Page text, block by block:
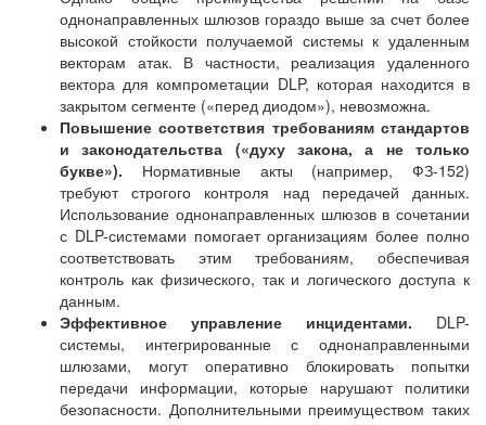
однонаправленных шлюзов гораздо выше за счет более
высокой стойкости получаемой системы к удаленным
векторам атак. В частности, реализация удаленного
вектора для компрометации DLP, которая находится в
закрытом сегменте («перед диодом»), невозможна.
Повышение соответствия требованиям стандартов
и законодательства («духу закона, а не только
букве»). Нормативные акты (например, ФЗ-152)
требуют строгого контроля над передачей данных.
Использование однонаправленных шлюзов в сочетании
с DLP-системами помогает организациям более полно
соответствовать этим требованиям, обеспечивая
контроль как физического, так и логического доступа к
данным.
Эффективное управление инцидентами. DLP-
системы, интегрированные с однонаправленными
шлюзами, могут оперативно блокировать попытки
передачи информации, которые нарушают политики
безопасности. Дополнительными преимуществом таких